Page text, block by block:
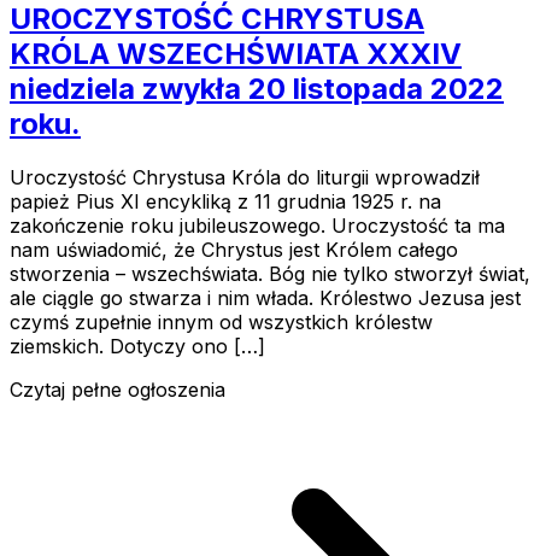
UROCZYSTOŚĆ CHRYSTUSA
KRÓLA WSZECHŚWIATA XXXIV
niedziela zwykła 20 listopada 2022
roku.
Uroczystość Chrystusa Króla do liturgii wprowadził
papież Pius XI encykliką z 11 grudnia 1925 r. na
zakończenie roku jubileuszowego. Uroczystość ta ma
nam uświadomić, że Chrystus jest Królem całego
stworzenia – wszechświata. Bóg nie tylko stworzył świat,
ale ciągle go stwarza i nim włada. Królestwo Jezusa jest
czymś zupełnie innym od wszystkich królestw
ziemskich. Dotyczy ono […]
Czytaj pełne ogłoszenia